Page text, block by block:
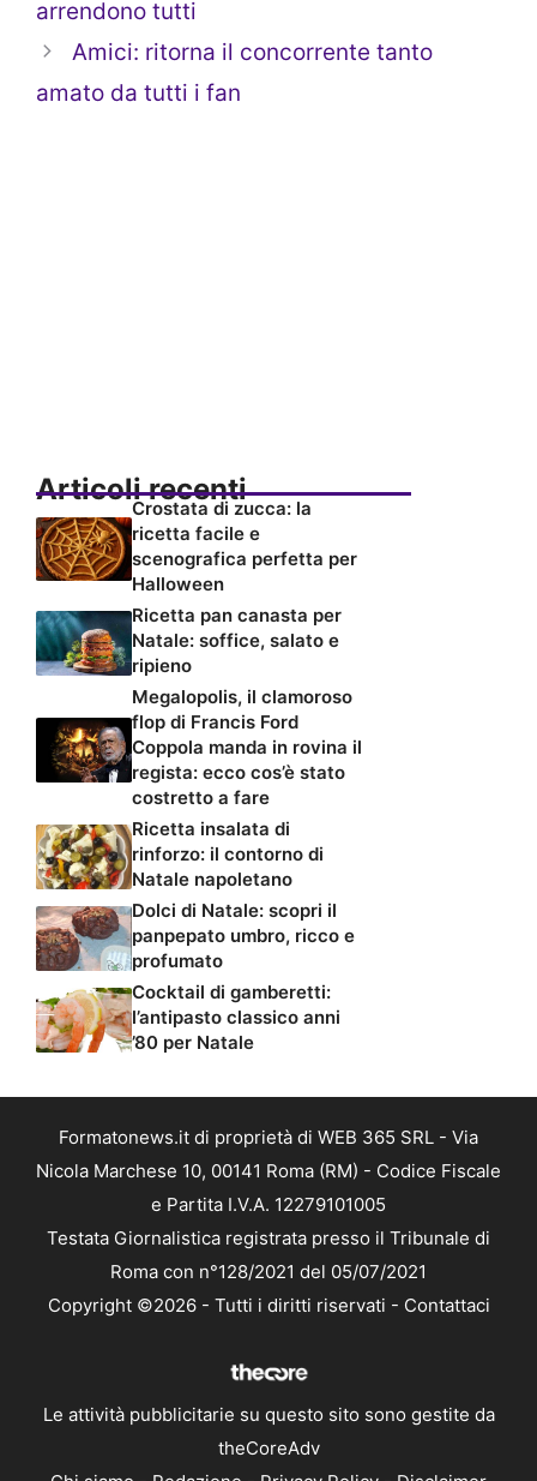
arrendono tutti
Amici: ritorna il concorrente tanto
amato da tutti i fan
Articoli recenti
Crostata di zucca: la
ricetta facile e
scenografica perfetta per
Halloween
Ricetta pan canasta per
Natale: soffice, salato e
ripieno
Megalopolis, il clamoroso
flop di Francis Ford
Coppola manda in rovina il
regista: ecco cos’è stato
costretto a fare
Ricetta insalata di
rinforzo: il contorno di
Natale napoletano
Dolci di Natale: scopri il
panpepato umbro, ricco e
profumato
Cocktail di gamberetti:
l’antipasto classico anni
’80 per Natale
Formatonews.it di proprietà di WEB 365 SRL - Via
Nicola Marchese 10, 00141 Roma (RM) - Codice Fiscale
e Partita I.V.A. 12279101005
Testata Giornalistica registrata presso il Tribunale di
Roma con n°128/2021 del 05/07/2021
Copyright ©2026 - Tutti i diritti riservati - Contattaci
Le attività pubblicitarie su questo sito sono gestite da
theCoreAdv